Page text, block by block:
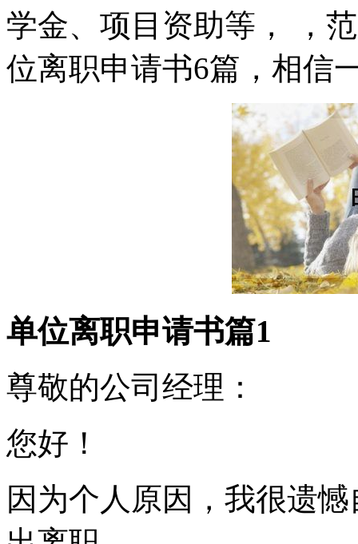
学金、项目资助等， ，
位离职申请书6篇，相信
单位离职申请书篇1
尊敬的公司经理：
您好！
因为个人原因，我很遗